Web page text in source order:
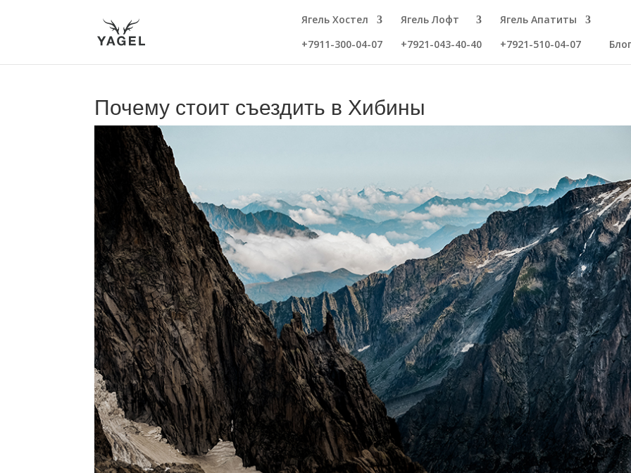
Ягель Хостел
+7911-300-04-07
Ягель Лофт
+7921-043-40-40
Ягель Апатиты
+7921-510-04-07
Блог
Почему стоит съездить в Хибины